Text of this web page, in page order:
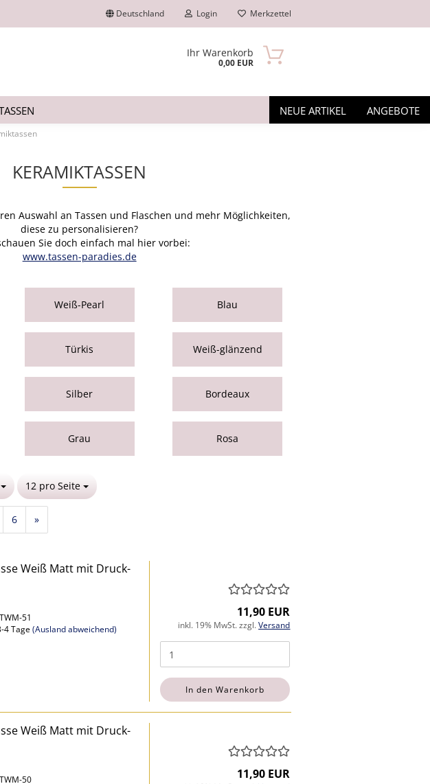
Deutschland Login
Passwort
Passwort vergessen?
Merkzettel
Ihr Warenkorb
0,00 EUR
NEUE ARTIKEL ANGEBOTE
KERAMIKTASSEN
Auswahl an Tassen und Flaschen und mehr Möglichkeiten,
diese zu personalisieren?
Sie doch einfach mal hier vorbei:
www.tassen-paradies.de
Weiß-Pearl Blau
Türkis Weiß-glänzend
Silber Bordeaux
Grau Rosa
12 pro Seite
pro Seite
6 »
Weiß Matt mit Druck-
51
4 Tage(Ausland abweichend)
11,90 EUR
inkl. 19% MwSt. zzgl.Versand
In den Warenkorb
Weiß Matt mit Druck-
50
11,90 EUR